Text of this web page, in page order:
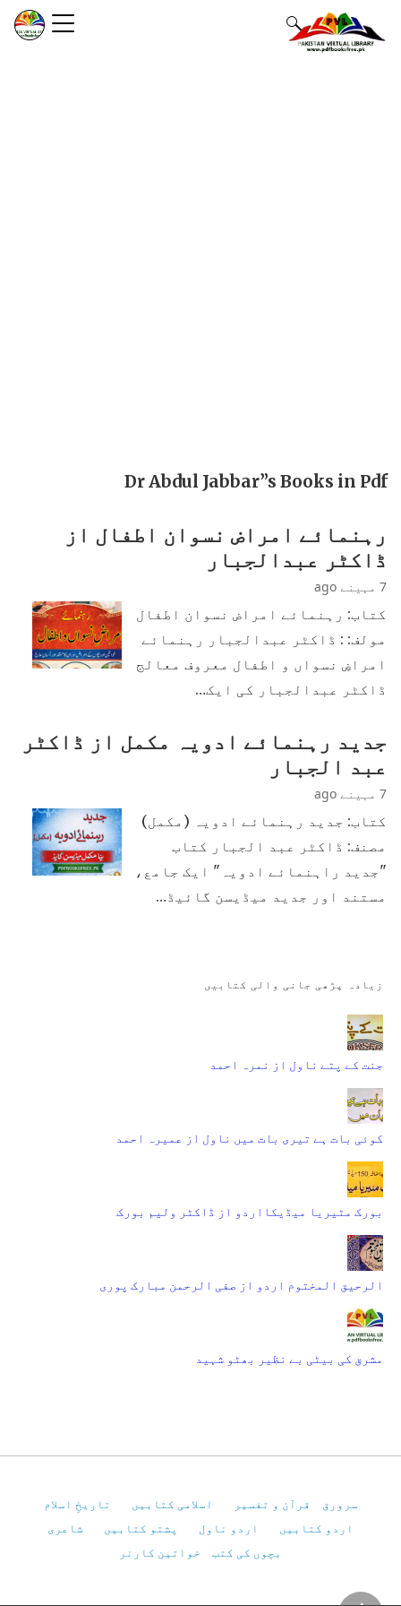
Dr Abdul Jabbar”s Books in Pdf
رہنمائے امراض نسوان اطفال از
ڈاکٹر عبدالجبار
7 مہینے ago
کتاب: رہنمائے امراض نسوان اطفال
مولف: : ڈاکٹر عبدالجبار رہنمائے
امراضِ نسواں و اطفال معروف معالج
ڈاکٹر عبدالجبار کی ایک…
جدید رہنمائے ادویہ مکمل از ڈاکٹر
عبد الجبار
7 مہینے ago
کتاب: جدید رہنمائے ادویہ (مکمل)
مصنف: ڈاکٹر عبد الجبار کتاب
"جدید راہنمائے ادویہ" ایک جامع،
مستند اور جدید میڈیسن گائیڈ…
زیادہ پڑھی جانی والی کتابیں
جنت کے پتے ناول از نمرہ احمد
کوئی بات ہے تیری بات میں ناول از عمیرہ احمد
بورک مٹیریا میڈیکااردو از ڈاکٹر ولیم بورک
الرحیق المختوم اردو از صفی الرحمن مبارک پوری
مشرق کی بیٹی بے نظیر بھٹو شہید
سرورق قرآن و تفسیر اسلامی کتابیں
تاریخِ اسلام
اردو کتابیں
اردو ناول پشتو کتابیں
شاعری
بچوں کی کتب
خواتین کارنر